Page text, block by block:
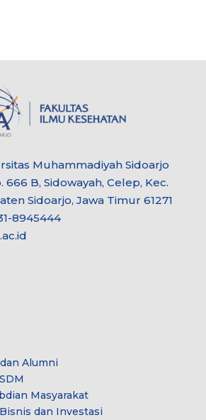
Muhammadiyah Sidoarjo
666 B, Sidowayah, Celep, Kec.
Sidoarjo, Jawa Timur 61271
8945444
Alumni
Masyarakat
dan Investasi